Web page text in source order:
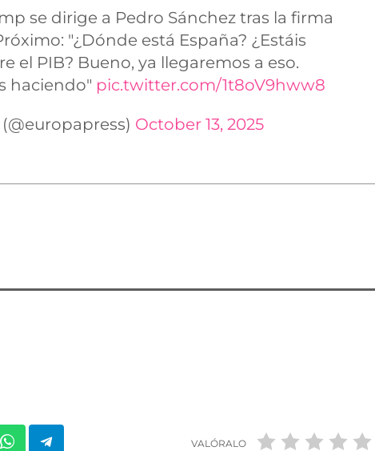
se dirige a Pedro Sánchez tras la firma
"¿Dónde está España? ¿Estáis
el PIB? Bueno, ya llegaremos a eso.
haciendo" pic.twitter.com/1t8oV9hww8
October 13, 2025
VALÓRALO